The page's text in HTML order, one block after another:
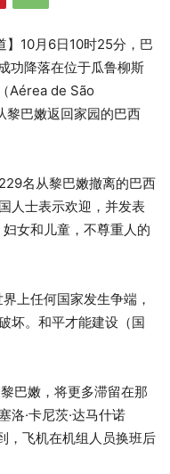
】10月6日10时25分，巴
功降落在位于瓜鲁柳斯
Aérea de São
黎巴嫩返回家园的巴西
名从黎巴嫩撤离的巴西
人士表示欢迎，并发表
女和儿童，不尊重人的
上任何国家发生争端，
坏。和平才能建设（国
巴嫩，将更多滞留在那
洛·卡尼茨·达马什诺
，飞机在机组人员换班后